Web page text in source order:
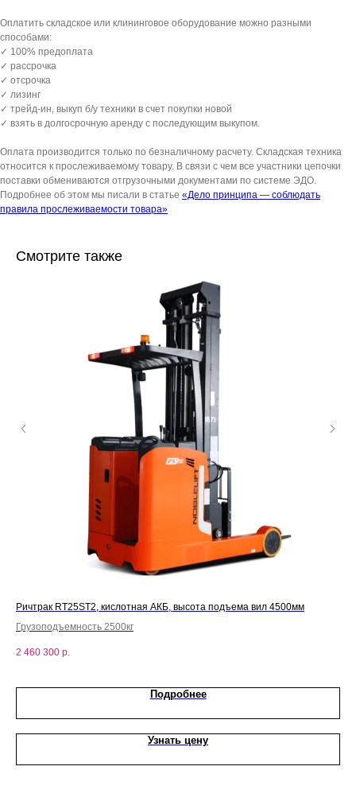
Оплатить складское или клининговое оборудование можно разными
способами:
✓ 100% предоплата
✓ рассрочка
✓ отсрочка
✓ лизинг
✓ трейд-ин, выкуп б/у техники в счет покупки новой
✓ взять в долгосрочную аренду с последующим выкупом.
Оплата производится только по безналичному расчету. Складская техника
относится к прослеживаемому товару. В связи с чем все участники цепочки
поставки обмениваются отгрузочными документами по системе ЭДО.
Подробнее об этом мы писали в статье «Дело принципа — соблюдать
правила прослеживаемости товара»
Смотрите также
Ричтрак RT25ST2, кислотная АКБ, высота подъема вил 4500мм
Грузоподъемность 2500кг
2 460 300 р.
Подробнее
Узнать цену